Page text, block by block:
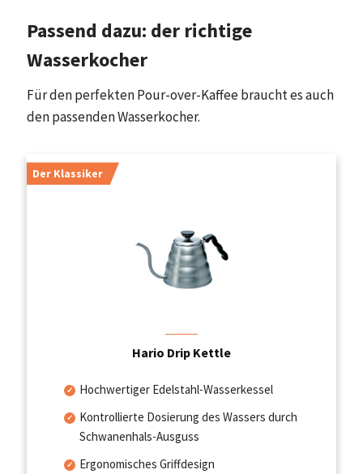
Passend dazu: der richtige
Wasserkocher
Für den perfekten Pour-over-Kaffee braucht es auch
den passenden Wasserkocher.
Der Klassiker
Hario Drip Kettle
Hochwertiger Edelstahl-Wasserkessel
Kontrollierte Dosierung des Wassers durch
Schwanenhals-Ausguss
Ergonomisches Griffdesign